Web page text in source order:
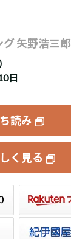
矢野浩三郎
日
読み
く見る